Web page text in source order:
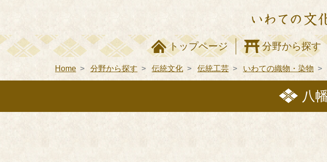
トップページ 分野から探す
Home 分野から探す 伝統文化 伝統工芸 いわての織物・染物
八